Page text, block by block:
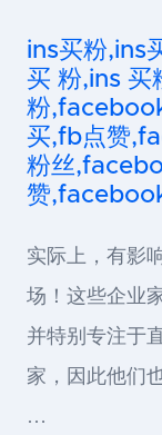
ins买粉,ins
买 粉,ins 买
粉
买,fb点赞
粉丝
赞
实际上，有影
场！这些企业
并特别专注于
家，因此他们
…